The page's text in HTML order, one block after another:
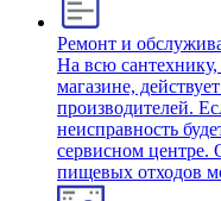
Ремонт и
На всю
магазине,
производителей.
неисправность
сервисном центре.
пищевых отходов